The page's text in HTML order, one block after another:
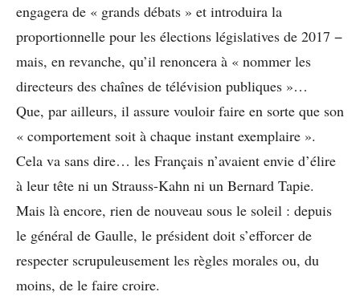
engagera de « grands débats » et introduira la
proportionnelle pour les élections législatives de 2017 −
mais, en revanche, qu’il renoncera à « nommer les
directeurs des chaînes de télévision publiques »…
Que, par ailleurs, il assure vouloir faire en sorte que son
« comportement soit à chaque instant exemplaire ».
Cela va sans dire… les Français n’avaient envie d’élire
à leur tête ni un Strauss-Kahn ni un Bernard Tapie.
Mais là encore, rien de nouveau sous le soleil : depuis
le général de Gaulle, le président doit s’efforcer de
respecter scrupuleusement les règles morales ou, du
moins, de le faire croire.